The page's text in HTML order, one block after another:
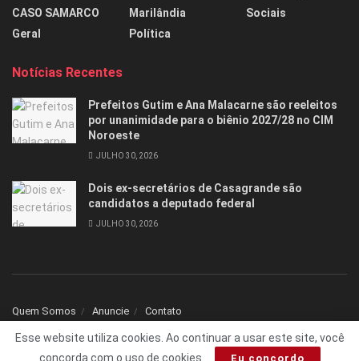
CASO SAMARCO
Geral
Marilândia
Política
Sociais
Notícias Recentes
Prefeitos Gutim e Ana Malacarne são reeleitos
por unanimidade para o biênio 2027/28 no CIM
Noroeste
JULHO 30, 2026
Dois ex-secretários de Casagrande são
candidatos a deputado federal
JULHO 30, 2026
Quem Somos Anuncie Contato
© 2025 Todos os direitos reservados Folha1 - Desenvolvido por dNNr Dev
Esse website utiliza cookies. Ao continuar a usar este site, você
concorda com o uso de cookies.
Eu concordo